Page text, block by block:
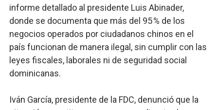
informe detallado al presidente Luis Abinader,
donde se documenta que más del 95 % de los
negocios operados por ciudadanos chinos en el
país funcionan de manera ilegal, sin cumplir con las
leyes fiscales, laborales ni de seguridad social
dominicanas.
Iván García, presidente de la FDC, denunció que la